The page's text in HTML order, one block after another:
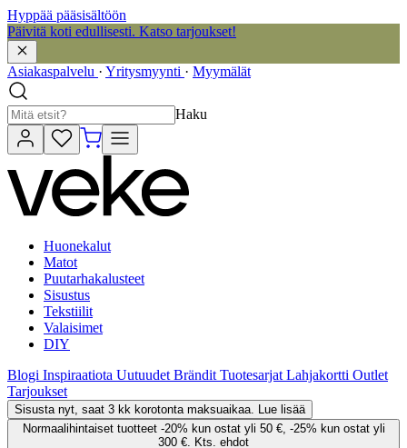
Hyppää pääsisältöön
Päivitä koti edullisesti. Katso tarjoukset!
Asiakaspalvelu · Yritysmyynti · Myymälät
Haku
Huonekalut
Matot
Puutarhakalusteet
Sisustus
Tekstiilit
Valaisimet
DIY
Blogi Inspiraatiota Uutuudet Brändit Tuotesarjat Lahjakortti Outlet
Tarjoukset
Sisusta nyt, saat 3 kk korotonta maksuaikaa. Lue lisää
Normaalihintaiset tuotteet -20% kun ostat yli 50 €, -25% kun ostat yli
300 €. Kts. ehdot